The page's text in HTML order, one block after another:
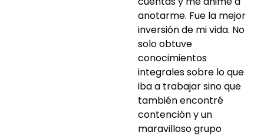
anotarme. Fue la mejor
inversión de mi vida. No
solo obtuve
conocimientos
integrales sobre lo que
iba a trabajar sino que
también encontré
contención y un
maravilloso grupo